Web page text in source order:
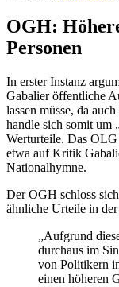
OGH:
Personen
In erster Instanz
Gabalier öffentliche
lassen müsse, da
handle sich somit um
Werturteile. Das
etwa auf Kritik
Nationalhymne.
Der OGH schloss
ähnliche Urteile in
„Aufgrund
durchaus im
von Politikern
einen höheren